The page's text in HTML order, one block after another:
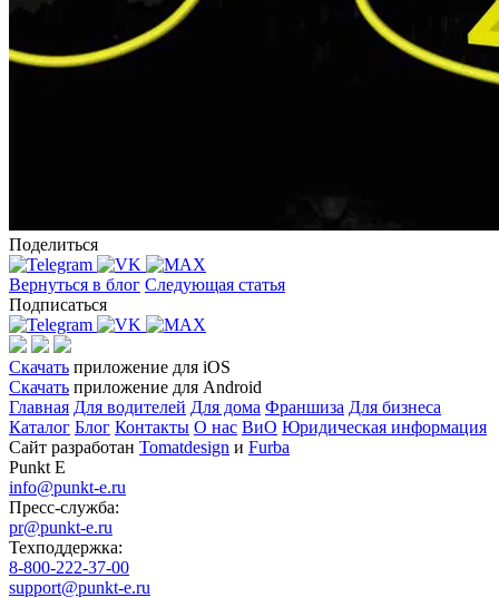
Поделиться
Вернуться в блог Следующая статья
Подписаться
Скачать приложение для iOS
Скачать приложение для Android
Главная Для водителей Для дома Франшиза Для бизнеса
Каталог Блог Контакты О нас ВиО Юридическая информация
Сайт разработан Tomatdesign и Furba
Punkt E
info@punkt-e.ru
Пресс-служба:
pr@punkt-e.ru
Техподдержка:
8-800-222-37-00
support@punkt-e.ru